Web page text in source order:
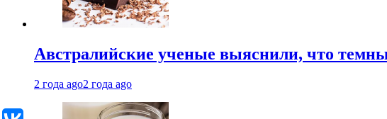
Австралийские ученые выяснили, что
2 года ago2 года ago